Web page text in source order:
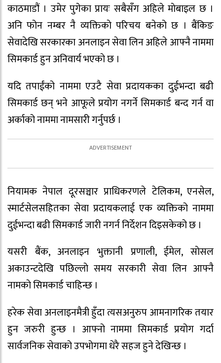
काठमाडौं । उमेर पुगेका प्रायः सबैसँग अहिले माेबाइल छ ।
अनि फोन नम्बर नै व्यक्तिकाे परिचय बनेको छ । बैंकिङ
सेवादेखि सरकारका अनलाइन सेवा लिन अहिले आफ्नै नाममा
सिमकार्ड हुन अनिवार्य भएकाे छ ।
यदि तपाईंको नाममा एउटै सेवा प्रदायकका दुईभन्दा बढी
सिमकार्ड छन् भने आफूले प्रयोग नगर्ने सिमकार्ड बन्द गर्न वा
अर्काको नाममा नामसारी गर्नुपर्छ ।
नियामक नेपाल दूरसञ्चार प्राधिकरणले टेलिकम, एनसेल,
स्मार्टसेलसहितका सेवा प्रदायकलाई एक व्यक्तिको नाममा
दुईभन्दा बढी सिमकार्ड जारी नगर्न निर्देशन दिइसकेको छ ।
यसरी बैंक, अनलाइन भुक्तानी प्रणाली, ईमेल, साेसल
अकाउन्टदेखि पछिल्लाे समय सरकारी सेवा लिन आफ्नै
नामकाे सिमकार्ड चाहिन्छ ।
हरेक सेवा अनलाइनमैत्री हुँदा त्यसअनुरुप आमनागरिक तयार
हुन जरुरी हुन्छ । आफ्नो नाममा सिमकार्ड प्रयोग गर्दा
सार्वजनिक सेवाको उपभोगमा धेरै सहज हुने देखिन्छ ।